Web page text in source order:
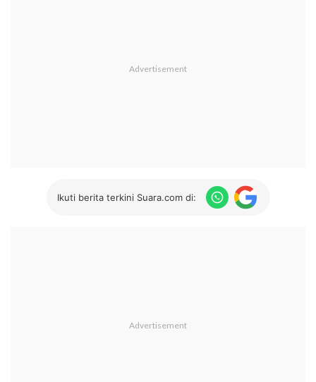
Ikuti berita terkini Suara.com di: